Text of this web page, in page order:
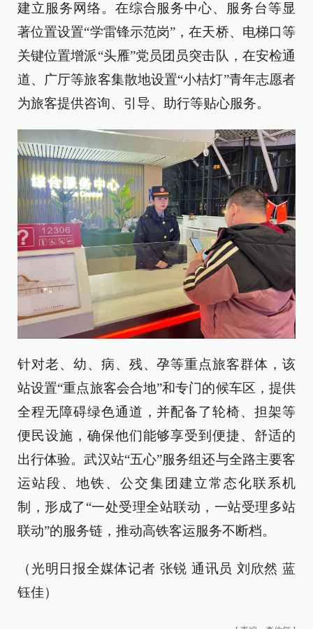
建立服务网络。在综合服务中心、服务台等显
著位置设置“学雷锋示范岗”，在天桥、电梯口等
关键位置增派“头雁”党员团员突击队，在安检通
道、广厅等旅客集散地设置“小桔灯”青年志愿者
为旅客提供咨询、引导、助行等贴心服务。
针对老、幼、病、残、孕等重点旅客群体，该
站设置“重点旅客会合地”和专门的候车区，提供
全程无障碍绿色通道，并配备了轮椅、担架等
便民设施，确保他们能够享受到便捷、舒适的
出行体验。武汉站“五心”服务组还与全路主要客
运站段、地铁、公交集团建立常态化联系机
制，形成了“一处受理全站联动，一站受理多站
联动”的服务链，推动高铁客运服务不断档。
（光明日报全媒体记者 张锐 通讯员 刘欣然 蓝
钰佳）